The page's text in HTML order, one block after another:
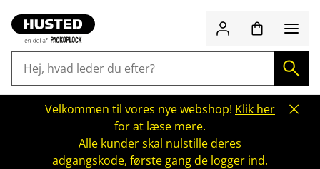
Velkommen til vores nye webshop! Klik her
for at læse mere.
Alle kunder skal nulstille deres
adgangskode, første gang de logger ind.